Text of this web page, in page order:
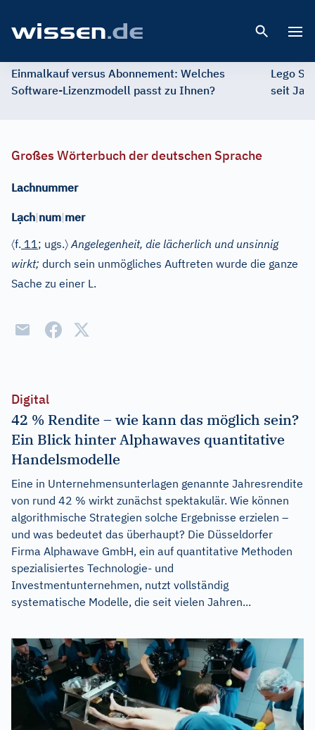
Einmalkauf versus Abonnement: Welches
Software-Lizenzmodell passt zu Ihnen?
Lego
seit
Großes Wörterbuch der deutschen Sprache
Lachnummer
Lạch|num|mer
〈f. 11; ugs.〉 Angelegenheit, die lächerlich und unsinnig
wirkt; durch sein unmögliches Auftreten wurde die ganze
Sache zu einer L.
Digital
42 % Rendite – wie kann das möglich sein?
Ein Blick hinter Alphawaves quantitative
Handelsmodelle
Eine in Unternehmensunterlagen genannte Jahresrendite
von rund 42 % wirkt zunächst spektakulär. Wie können
algorithmische Strategien solche Ergebnisse erzielen –
und was bedeutet das überhaupt? Die Düsseldorfer
Firma Alphawave GmbH, ein auf quantitative Methoden
spezialisiertes Technologie- und
Investmentunternehmen, nutzt vollständig
systematische Modelle, die seit vielen Jahren...